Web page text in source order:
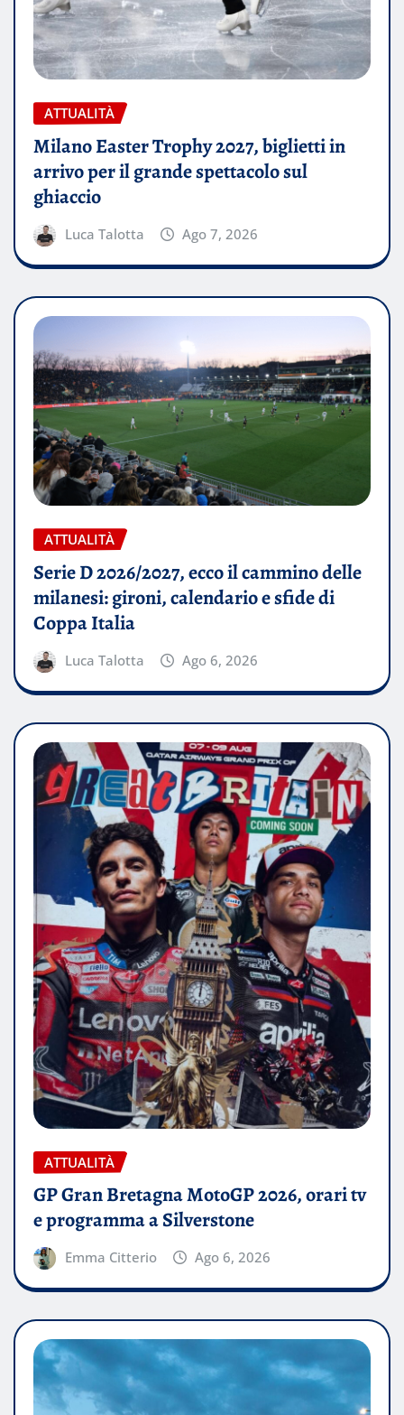
ATTUALITÀ
Milano Easter Trophy 2027, biglietti in
arrivo per il grande spettacolo sul
ghiaccio
Luca Talotta Ago 7, 2026
ATTUALITÀ
Serie D 2026/2027, ecco il cammino delle
milanesi: gironi, calendario e sfide di
Coppa Italia
Luca Talotta Ago 6, 2026
ATTUALITÀ
GP Gran Bretagna MotoGP 2026, orari tv
e programma a Silverstone
Emma Citterio Ago 6, 2026